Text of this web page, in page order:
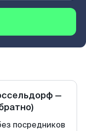
—
посредников